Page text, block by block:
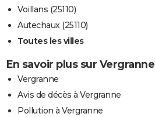
Voillans (25110)
Autechaux (25110)
Toutes les villes
En savoir plus sur Vergranne
Vergranne
Avis de décès à Vergranne
Pollution à Vergranne